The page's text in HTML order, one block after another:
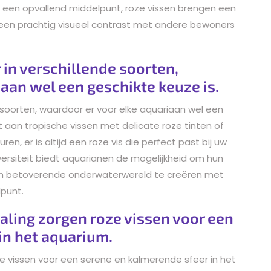
opvallend middelpunt, roze vissen brengen een
prachtig visueel contrast met andere bewoners
in verschillende soorten,
wel een geschikte keuze is.
waardoor er voor elke aquariaan wel een
aan tropische vissen met delicate roze tinten of
er is altijd een roze vis die perfect past bij uw
biedt aquarianen de mogelijkheid om hun
betoverende onderwaterwereld te creëren met
zorgen roze vissen voor een
het aquarium.
voor een serene en kalmerende sfeer in het